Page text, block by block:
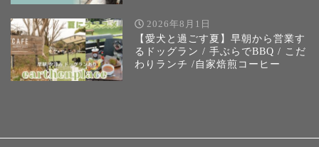
2026年8月1日
【愛犬と過ごす夏】早朝から営業す
るドッグラン / 手ぶらでBBQ / こだ
わりランチ /自家焙煎コーヒー